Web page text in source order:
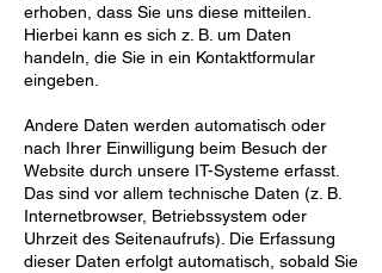
erhoben, dass Sie uns diese mitteilen.
Hierbei kann es sich z. B. um Daten
handeln, die Sie in ein Kontaktformular
eingeben.
Andere Daten werden automatisch oder
nach Ihrer Einwilligung beim Besuch der
Website durch unsere IT-Systeme erfasst.
Das sind vor allem technische Daten (z. B.
Internetbrowser, Betriebssystem oder
Uhrzeit des Seitenaufrufs). Die Erfassung
dieser Daten erfolgt automatisch, sobald Sie